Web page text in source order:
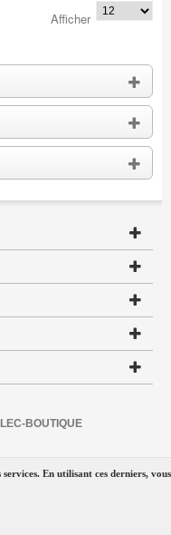
Afficher
BOUTIQUE
En utilisant ces derniers, vous